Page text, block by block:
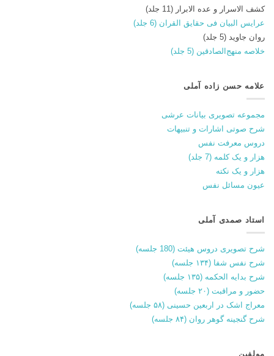
کشف الاسرار و عده الابرار (11 جلد)
عرایس البیان فی حقایق القران (6 جلد)
روان جاوید (5 جلد)
خلاصه منهج‌الصادقین (5 جلد)
علامه حسن زاده آملی
مجموعه تصویری بیانات عرشی
شرح صوتی اشارات و تنبیهات
دروس معرفت نفس
هزار و یک کلمه (7 جلد)
هزار و یک نکته
عیون مسائل نفس
استاد صمدی آملی
شرح تصویری دروس هیئت (180 جلسه)
شرح نفس شفا (۱۳۴ جلسه)
شرح بدایه الحکمه (۱۳۵ جلسه)
حضور و مراقبت (۲۰ جلسه)
معراج اشک در اربعین حسینی (۵۸ جلسه)
شرح گنجینه گوهر روان (۸۴ جلسه)
مولفین